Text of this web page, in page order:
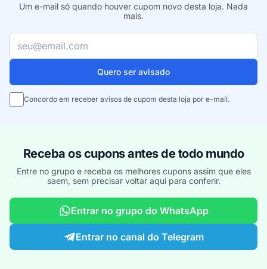
Um e-mail só quando houver cupom novo desta loja. Nada
mais.
Seu e-mail
Quero ser avisado
Concordo em receber avisos de cupom desta loja por e-mail.
Receba os cupons antes de todo mundo
Entre no grupo e receba os melhores cupons assim que eles
saem, sem precisar voltar aqui para conferir.
Entrar no grupo do WhatsApp
Entrar no canal do Telegram